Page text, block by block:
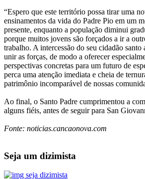
“Espero que este território possa tirar uma
ensinamentos da vida do Padre Pio em um
presente, enquanto a população diminui
porque muitos jovens são forçados a ir a
trabalho. A intercessão do seu cidadão santo
unir as forças, de modo a oferecer
perspectivas concretas para um futuro de
perca uma atenção imediata e cheia de
patrimônio incomparável de nossas
Ao final, o Santo Padre cumprimentou a
alguns fiéis, antes de seguir para San
Fonte: noticias.cancaonova.com
Seja um dizimista